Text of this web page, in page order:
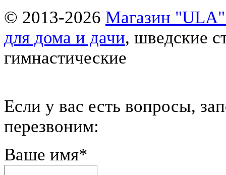
© 2013-2026 Магазин "ULA"
для дома и дачи, шведские
гимнастические
Eсли у вас есть вопросы,
перезвоним:
Ваше имя*